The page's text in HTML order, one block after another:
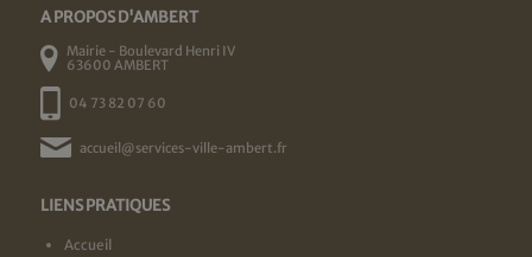
A PROPOS D'AMBERT
Mairie - Boulevard Henri IV
63600 AMBERT
04 73 82 07 60
accueil@services-ville-ambert.fr
LIENS PRATIQUES
Accueil